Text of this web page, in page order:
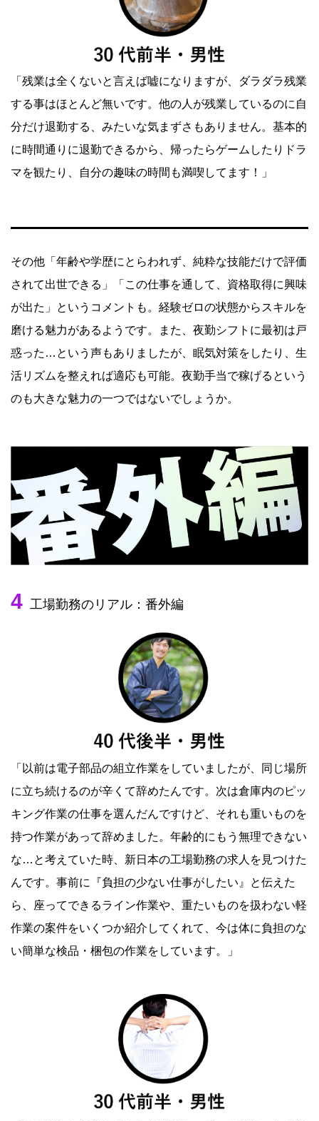
「残業は全くないと言えば嘘になりますが、ダラダラ残業
する事はほとんど無いです。他の人が残業しているのに自
分だけ退勤する、みたいな気まずさもありません。基本的
に時間通りに退勤できるから、帰ったらゲームしたりドラ
マを観たり、自分の趣味の時間も満喫してます！」
その他「年齢や学歴にとらわれず、純粋な技能だけで評価
されて出世できる」「この仕事を通して、資格取得に興味
が出た」というコメントも。経験ゼロの状態からスキルを
磨ける魅力があるようです。また、夜勤シフトに最初は戸
惑った…という声もありましたが、眠気対策をしたり、生
活リズムを整えれば適応も可能。夜勤手当で稼げるという
のも大きな魅力の一つではないでしょうか。
4 工場勤務のリアル：番外編
「以前は電子部品の組立作業をしていましたが、同じ場所
に立ち続けるのが辛くて辞めたんです。次は倉庫内のピッ
キング作業の仕事を選んだんですけど、それも重いものを
持つ作業があって辞めました。年齢的にもう無理できない
な…と考えていた時、新日本の工場勤務の求人を見つけた
んです。事前に『負担の少ない仕事がしたい』と伝えた
ら、座ってできるライン作業や、重たいものを扱わない軽
作業の案件をいくつか紹介してくれて、今は体に負担のな
い簡単な検品・梱包の作業をしています。」